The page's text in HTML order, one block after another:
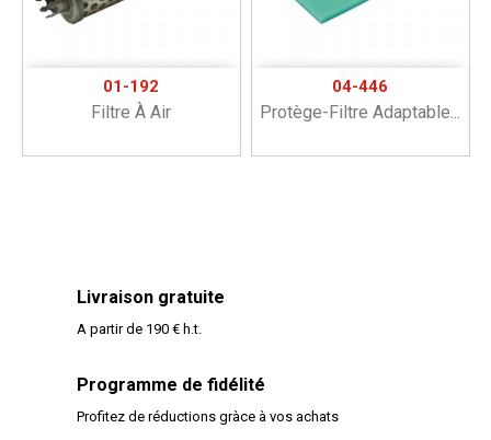
01-192
Filtre À Air
04-446
Protège-Filtre Adaptable...
Livraison gratuite
A partir de 190 € h.t.
Programme de fidélité
Profitez de réductions gràce à vos achats